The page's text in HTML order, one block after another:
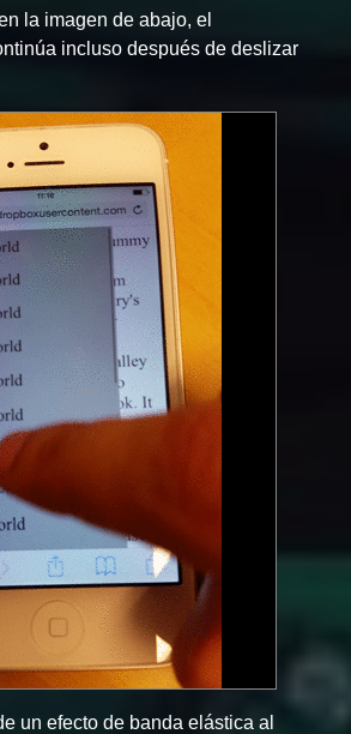
la imagen de abajo, el
incluso después de deslizar
un efecto de banda elástica al